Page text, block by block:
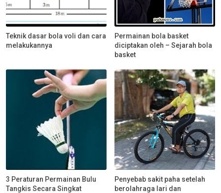
Teknik dasar bola voli dan cara
melakukannya
Permainan bola basket
diciptakan oleh – Sejarah bola
basket
3 Peraturan Permainan Bulu
Tangkis Secara Singkat
Penyebab sakit paha setelah
berolahraga lari dan